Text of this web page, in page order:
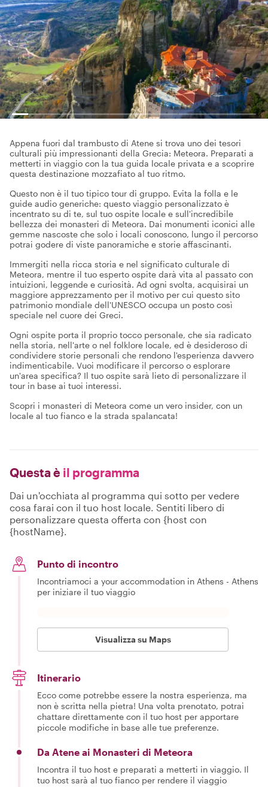
Appena fuori dal trambusto di Atene si trova uno dei tesori
culturali più impressionanti della Grecia: Meteora. Preparati a
metterti in viaggio con la tua guida locale privata e a scoprire
questa destinazione mozzafiato al tuo ritmo.
Questo non è il tuo tipico tour di gruppo. Evita la folla e le
guide audio generiche: questo viaggio personalizzato è
incentrato su di te, sul tuo ospite locale e sull'incredibile
bellezza dei monasteri di Meteora. Dai monumenti iconici alle
gemme nascoste che solo i locali conoscono, lungo il percorso
potrai godere di viste panoramiche e storie affascinanti.
Immergiti nella ricca storia e nel significato culturale di
Meteora, mentre il tuo esperto ospite darà vita al passato con
intuizioni, leggende e curiosità. Ad ogni svolta, acquisirai un
maggiore apprezzamento per il motivo per cui questo sito
patrimonio mondiale dell'UNESCO occupa un posto così
speciale nel cuore dei Greci.
Ogni ospite porta il proprio tocco personale, che sia radicato
nella storia, nell'arte o nel folklore locale, ed è desideroso di
condividere storie personali che rendono l'esperienza davvero
indimenticabile. Vuoi modificare il percorso o esplorare
un'area specifica? Il tuo ospite sarà lieto di personalizzare il
tour in base ai tuoi interessi.
Scopri i monasteri di Meteora come un vero insider, con un
locale al tuo fianco e la strada spalancata!
Questa è il programma
Dai un'occhiata al programma qui sotto per vedere
cosa farai con il tuo host locale. Sentiti libero di
personalizzare questa offerta con {host con
{hostName}.
Punto di incontro
Incontriamoci a your accommodation in Athens - Athens
per iniziare il tuo viaggio
Visualizza su Maps
Itinerario
Ecco come potrebbe essere la nostra esperienza, ma
non è scritta nella pietra! Una volta prenotato, potrai
chattare direttamente con il tuo host per apportare
piccole modifiche in base alle tue preferenze.
Da Atene ai Monasteri di Meteora
Incontra il tuo host e preparati a metterti in viaggio. Il
tuo host sarà al tuo fianco per rendere il viaggio